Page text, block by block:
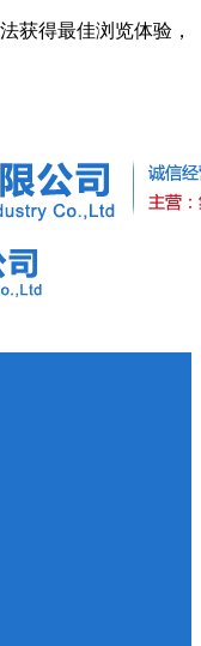
获得最佳浏览体验，